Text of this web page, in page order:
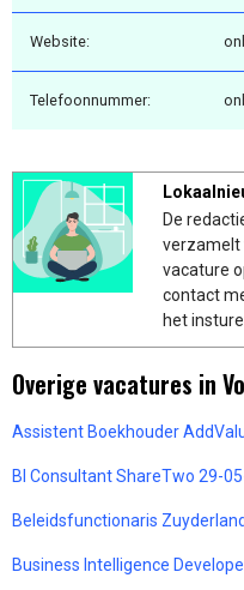
Website:
Telefoonnummer:
De
verzamelt
vacature
contact
het
Overige vacatures in
Assistent Boekhouder
BI Consultant ShareTwo 29-
Beleidsfunctionaris
Business Intelligence